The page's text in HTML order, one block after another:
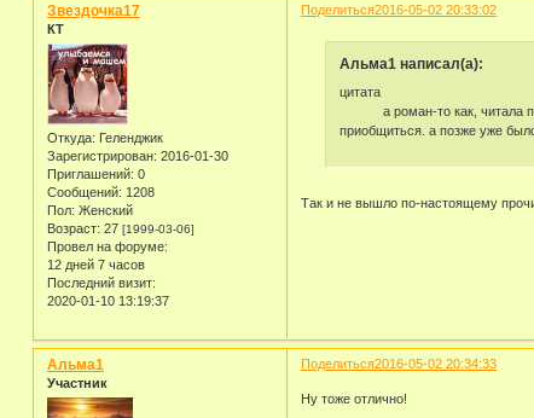
Поделиться2016-05-02 20:33:02
Звездочка17
КТ
Откуда: Геленджик
Зарегистрирован: 2016-01-30
Приглашений: 0
Сообщений: 1208
Пол: Женский
Возраст: 27 [1999-03-06]
Провел на форуме:
12 дней 7 часов
Последний визит:
2020-01-10 13:19:37
Альма1 написал(а):
цитата
а роман-то как, читала
приобщиться. а позже уже
Так и не вышло по-настоящему
Поделиться2016-05-02 20:34:33
Альма1
Участник
Ну тоже отлично!